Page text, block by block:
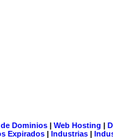
Dominios| Web Hosting |
Expirados | Industrias |